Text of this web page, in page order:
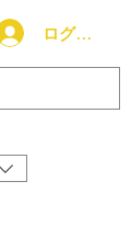
ログイン